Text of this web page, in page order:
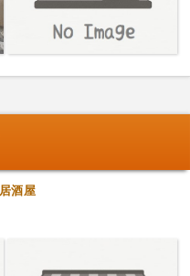
居酒屋